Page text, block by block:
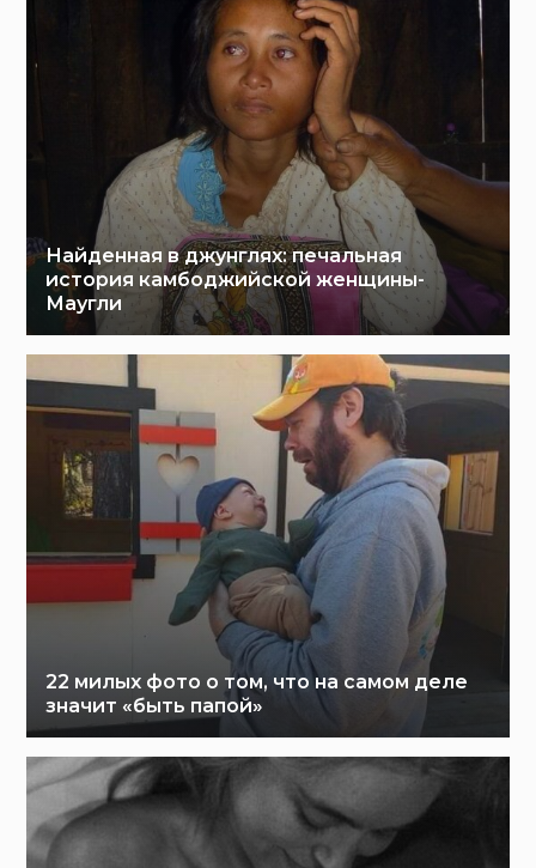
Найденная в джунглях: печальная
история камбоджийской женщины-
Маугли
22 милых фото о том, что на самом деле
значит «быть папой»